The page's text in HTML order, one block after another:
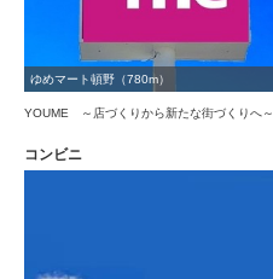
ゆめマート頓野（780m）
YOUME ～店づくりから新たな街づくりへ～
コンビニ